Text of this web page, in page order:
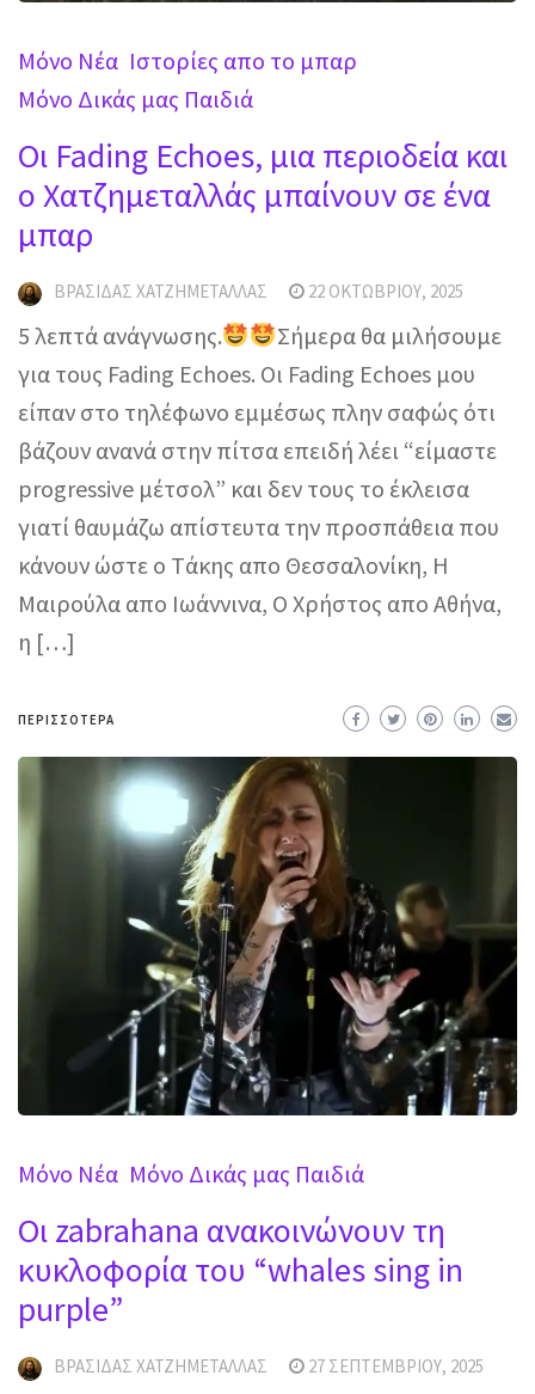
Mόνο Νέα Ιστορίες απο το μπαρ
Μόνο Δικάς μας Παιδιά
Οι Fading Echoes, μια περιοδεία και
ο Χατζημεταλλάς μπαίνουν σε ένα
μπαρ
ΒΡΑΣΊΔΑΣ ΧΑΤΖΗΜΕΤΑΛΛΆΣ 22 ΟΚΤΩΒΡΊΟΥ, 2025
5 λεπτά ανάγνωσης.
Σήμερα θα μιλήσουμε
για τους Fading Echoes. Οι Fading Echoes μου
είπαν στο τηλέφωνο εμμέσως πλην σαφώς ότι
βάζουν ανανά στην πίτσα επειδή λέει “είμαστε
progressive μέτσολ” και δεν τους το έκλεισα
γιατί θαυμάζω απίστευτα την προσπάθεια που
κάνουν ώστε o Tάκης απο Θεσσαλονίκη, Η
Μαιρούλα απο Ιωάννινα, Ο Χρήστος απο Αθήνα,
η […]
ΠΕΡΙΣΣΌΤΕΡΑ
Mόνο Νέα Μόνο Δικάς μας Παιδιά
Οι zabrahana ανακοινώνουν τη
κυκλοφορία του “whales sing in
purple”
ΒΡΑΣΊΔΑΣ ΧΑΤΖΗΜΕΤΑΛΛΆΣ 27 ΣΕΠΤΕΜΒΡΊΟΥ, 2025